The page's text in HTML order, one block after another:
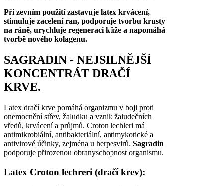
Při zevním použití zastavuje latex krvácení,
stimuluje zacelení ran, podporuje tvorbu krusty
na ráně, urychluje regeneraci kůže a napomáhá
tvorbě nového kolagenu.
SAGRADIN - NEJSILNĚJŠÍ
KONCENTRÁT DRAČÍ
KRVE.
Latex dračí krve pomáhá organizmu v boji proti
onemocnění střev, žaludku a vznik žaludečních
vředů, krvácení a průjmů. Croton lechleri má
antimikrobiální, antibakteriální, antimykotické a
antivirové účinky, zejména u herpesvirů. Sagradin
podporuje přirozenou obranyschopnost organismu.
Latex Croton lechreri (dračí krev):